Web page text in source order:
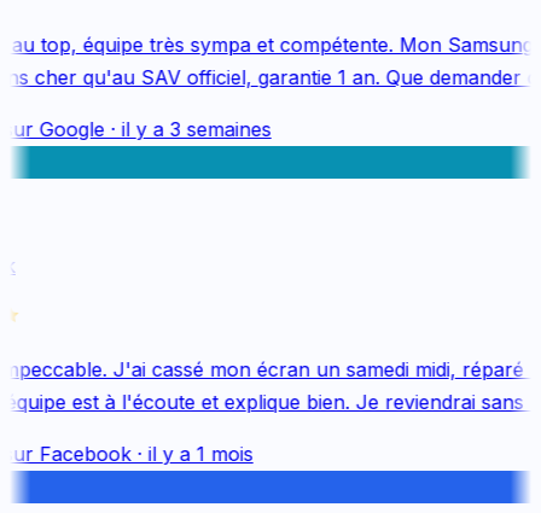
top, équipe très sympa et compétente. Mon Samsung
cher qu'au SAV officiel, garantie 1 an. Que demander
Google· il y a 3 semaines
J'ai cassé mon écran un samedi midi, réparé le
est à l'écoute et explique bien. Je reviendrai sans
Facebook· il y a 1 mois